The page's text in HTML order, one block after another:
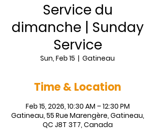
Service du
dimanche | Sunday
Service
Sun, Feb 15
  |
Gatineau
Time & Location
Feb 15, 2026, 10:30 AM – 12:30 PM
Gatineau, 55 Rue Marengère, Gatineau,
QC J8T 3T7, Canada